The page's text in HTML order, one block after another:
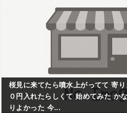
桜見に来てたら噴水上がってて 寄
０円入れたらしくて 始めてみた か
りよかった 今...